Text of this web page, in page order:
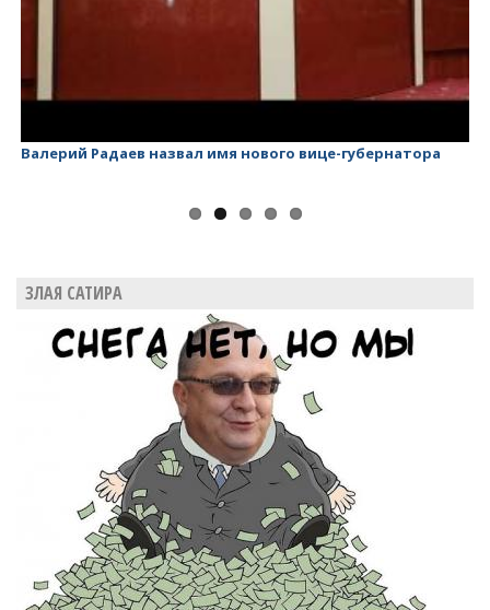
Валерий Радаев - губернатор, у которого ничего нет!
ЗЛАЯ САТИРА